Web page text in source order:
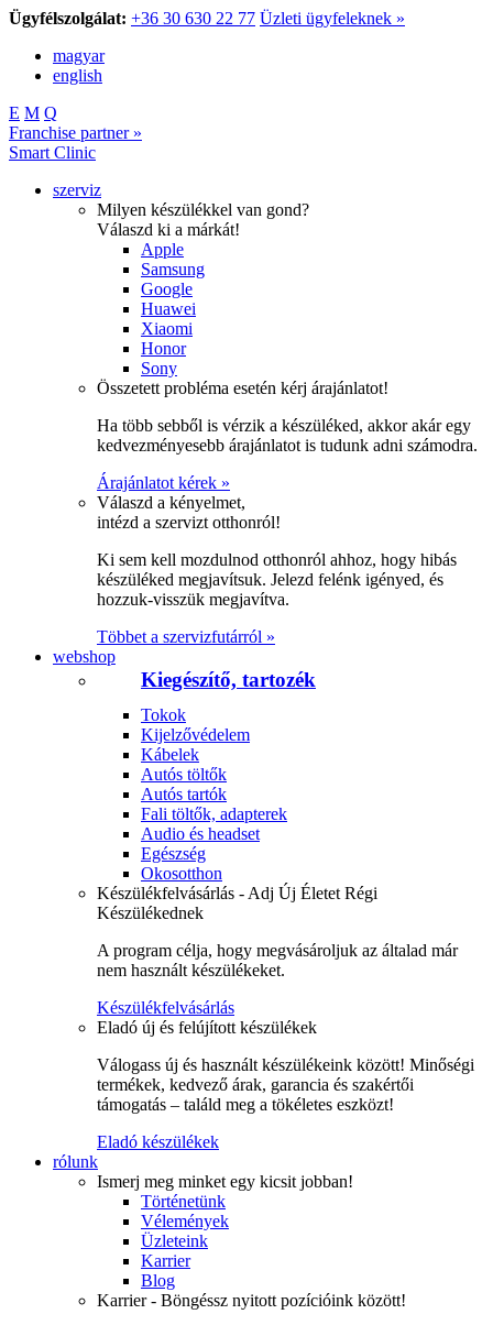
Ügyfélszolgálat: +36 30 630 22 77 Üzleti ügyfeleknek »
magyar
english
E M Q
Franchise partner »
Smart Clinic
szerviz
Milyen készülékkel van gond?
Válaszd ki a márkát!
Apple
Samsung
Google
Huawei
Xiaomi
Honor
Sony
Összetett probléma esetén kérj árajánlatot!
Ha több sebből is vérzik a készüléked, akkor akár egy
kedvezményesebb árajánlatot is tudunk adni számodra.
Árajánlatot kérek »
Válaszd a kényelmet,
intézd a szervizt otthonról!
Ki sem kell mozdulnod otthonról ahhoz, hogy hibás
készüléked megjavítsuk. Jelezd felénk igényed, és
hozzuk-visszük megjavítva.
Többet a szervizfutárról »
webshop
Kiegészítő, tartozék
Tokok
Kijelzővédelem
Kábelek
Autós töltők
Autós tartók
Fali töltők, adapterek
Audio és headset
Egészség
Okosotthon
Készülékfelvásárlás - Adj Új Életet Régi
Készülékednek
A program célja, hogy megvásároljuk az általad már
nem használt készülékeket.
Készülékfelvásárlás
Eladó új és felújított készülékek
Válogass új és használt készülékeink között! Minőségi
termékek, kedvező árak, garancia és szakértői
támogatás – találd meg a tökéletes eszközt!
Eladó készülékek
rólunk
Ismerj meg minket egy kicsit jobban!
Történetünk
Vélemények
Üzleteink
Karrier
Blog
Karrier - Böngéssz nyitott pozícióink között!